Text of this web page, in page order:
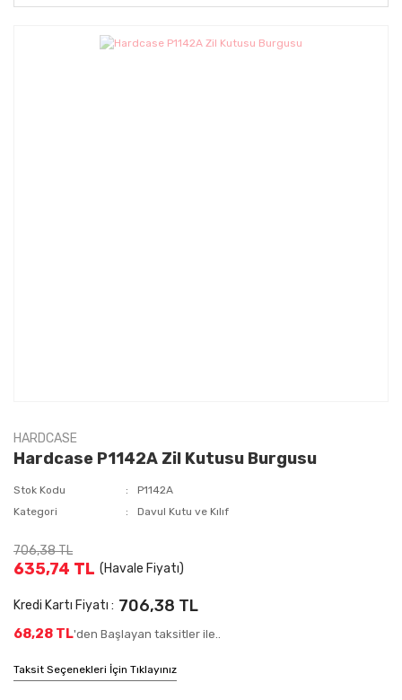
HARDCASE
Hardcase P1142A Zil Kutusu Burgusu
Stok Kodu
P1142A
Kategori
Davul Kutu ve Kılıf
706,38 TL
635,74 TL (Havale Fiyatı)
Kredi Kartı Fiyatı : 706,38 TL
68,28 TL'den Başlayan taksitler ile..
Taksit Seçenekleri İçin Tıklayınız